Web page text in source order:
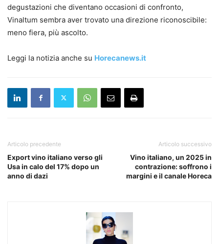
degustazioni che diventano occasioni di confronto,
Vinaltum sembra aver trovato una direzione riconoscibile:
meno fiera, più ascolto.
Leggi la notizia anche su Horecanews.it
Articolo precedente
Export vino italiano verso gli
Usa in calo del 17% dopo un
anno di dazi
Articolo successivo
Vino italiano, un 2025 in
contrazione: soffrono i
margini e il canale Horeca